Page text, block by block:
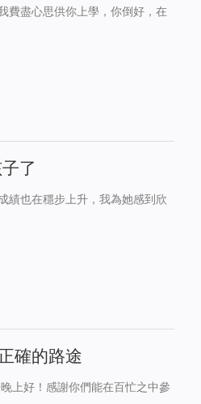
費盡心思供你上學，你倒好，在
了
績也在穩步上升，我為她感到欣
確的路途
上好！感謝你們能在百忙之中參